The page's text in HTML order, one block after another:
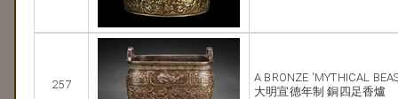
257
A BRONZE 'MYTHICAL
大明宣德年制 銅四足香爐